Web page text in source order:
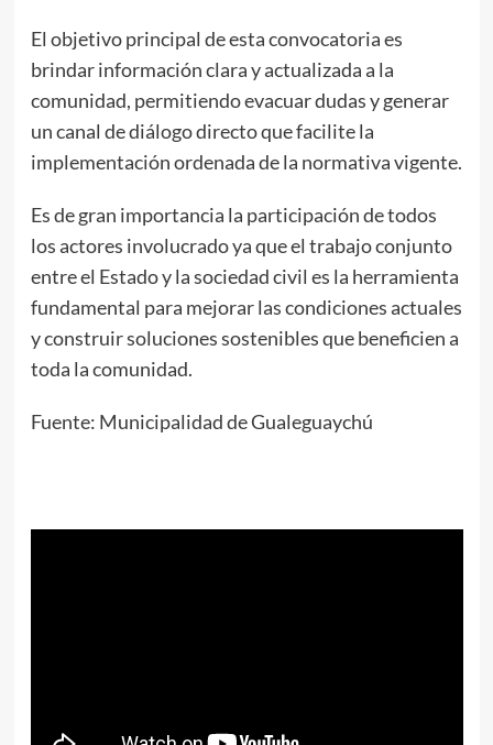
El objetivo principal de esta convocatoria es
brindar información clara y actualizada a la
comunidad, permitiendo evacuar dudas y generar
un canal de diálogo directo que facilite la
implementación ordenada de la normativa vigente.
Es de gran importancia la participación de todos
los actores involucrado ya que el trabajo conjunto
entre el Estado y la sociedad civil es la herramienta
fundamental para mejorar las condiciones actuales
y construir soluciones sostenibles que beneficien a
toda la comunidad.
Fuente: Municipalidad de Gualeguaychú